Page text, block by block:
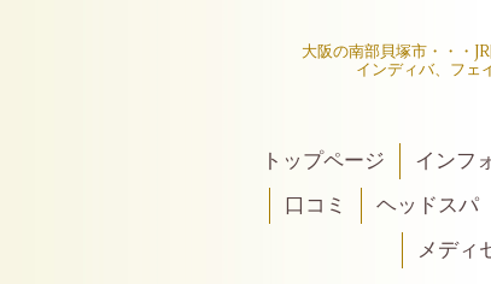
大阪の南部貝塚市・・・
インディバ、フェ
トップページ インフ
口コミ
ヘッドスパ
メディ